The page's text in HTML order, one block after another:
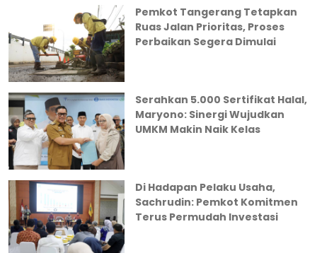
Pemkot Tangerang Tetapkan
Ruas Jalan Prioritas, Proses
Perbaikan Segera Dimulai
Serahkan 5.000 Sertifikat Halal,
Maryono: Sinergi Wujudkan
UMKM Makin Naik Kelas
Di Hadapan Pelaku Usaha,
Sachrudin: Pemkot Komitmen
Terus Permudah Investasi